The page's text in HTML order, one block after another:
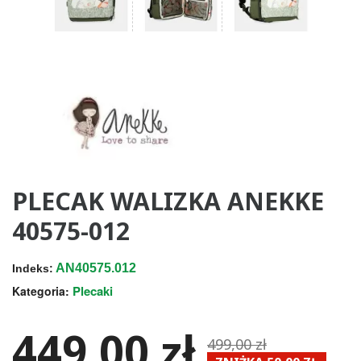
PLECAK WALIZKA ANEKKE
40575-012
Indeks: AN40575.012
Kategoria: Plecaki
499,00 zł